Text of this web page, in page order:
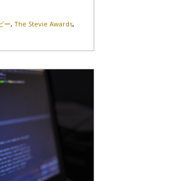
ー,The Stevie Awards,